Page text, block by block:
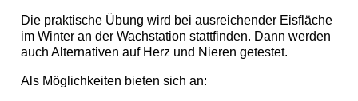
Die praktische Übung wird bei ausreichender Eisfläche
im Winter an der Wachstation stattfinden. Dann werden
auch Alternativen auf Herz und Nieren getestet.
Als Möglichkeiten bieten sich an: